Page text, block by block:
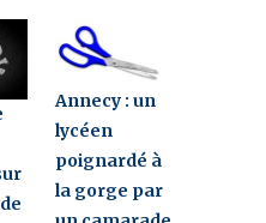
Annecy : un
lycéen
poignardé à
la gorge par